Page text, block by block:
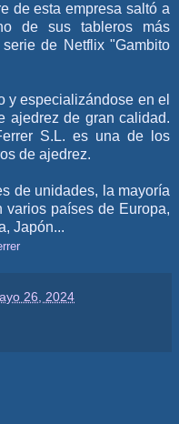
de esta empresa saltó a
de sus tableros más
de Netflix "Gambito
y especializándose en el
ajedrez de gran calidad.
S.L. es una de los
de ajedrez.
de unidades, la mayoría
países de Europa,
Japón...
26, 2024